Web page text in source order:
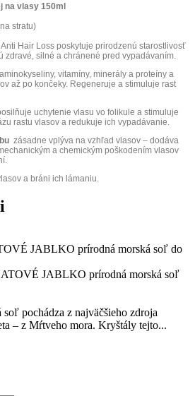
na vlasy 150ml
stratu)
Hair Loss poskytuje prirodzenú starostlivosť
zdravé, silné a chránené pred vypadávaním.
vitamíny, minerály a proteíny a
až po končeky. Regeneruje a stimuluje rast
uchytenie vlasu vo folikule a stimuluje
rastu vlasov a redukuje ich vypadávanie.
zásadne vplýva na vzhľad vlasov – dodáva
a chemickým poškodením vlasov
a bráni ich lámaniu.
JABLKO prírodná morská soľ do
pochádza z najväčšieho zdroja
– z Mŕtveho mora. Kryštály tejto...